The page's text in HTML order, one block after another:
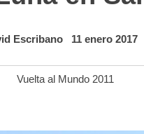
Escribano 11 enero 2017
Vuelta al Mundo 2011